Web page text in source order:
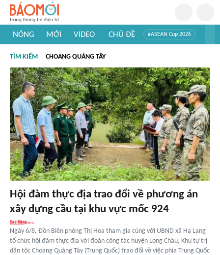
NÓNG MỚI VIDEO CHỦ ĐỀ #ASEAN Cup 2026
#Khám phá thế giới
TÌM KIẾM CHOANG QUẢNG TÂY
Hội đàm thực địa trao đổi về phương án
xây dựng cầu tại khu vực mốc 924
Ngày 6/8, Đồn Biên phòng Thị Hoa tham gia cùng với UBND xã Hạ Lang
tổ chức hội đàm thực địa với đoàn công tác huyện Long Châu, Khu tự trị
dân tộc Choang Quảng Tây (Trung Quốc) trao đổi về việc phía Trung Quốc